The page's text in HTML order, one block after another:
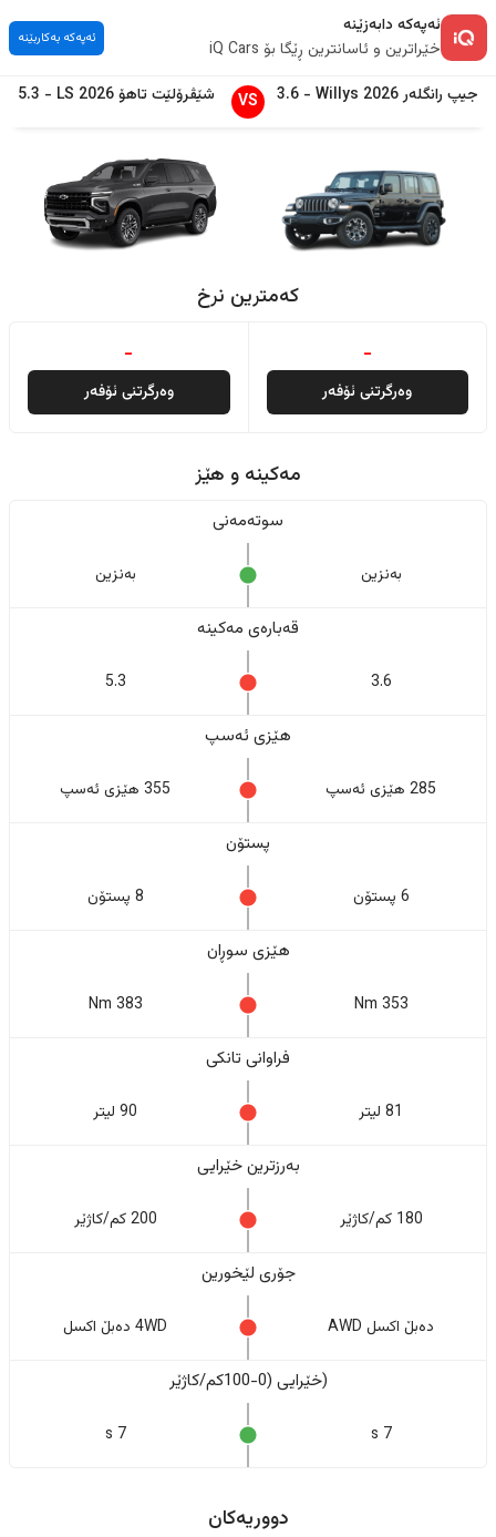
ئەپەکە دابەزێنە
خێراترین و ئاسانترین ڕێگا بۆ iQ Cars
ئەپەکە بەکاربێنە
جیپ رانگلەر2026
Willys
-
3.6
VS شێڤرۆلێت تاهۆ2026
LS
-
5.3
کەمترین نرخ
-
وەرگرتنی ئۆفەر
-
وەرگرتنی ئۆفەر
مەکینە و هێز
سوتەمەنی
بەنزین بەنزین
قەبارەی مەکینە
3.6
5.3
هێزی ئەسپ
285 هێزی ئەسپ 355 هێزی ئەسپ
پستۆن
6 پستۆن 8 پستۆن
هێزی سوڕان
353 Nm
383 Nm
فراوانی تانکی
81 لیتر 90 لیتر
بەرزترین خێرایی
180 کم/کاژێر 200 کم/کاژێر
جۆری لێخورین
دەبڵ اکسل AWD 4WD دەبڵ اکسل
(خێرایی (0-100کم/کاژێر
7 s
7 s
دووریەکان